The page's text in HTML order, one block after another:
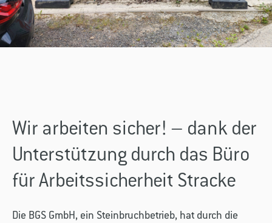
Wir arbeiten sicher! – dank der
Unterstützung durch das Büro
für Arbeitssicherheit Stracke
Die BGS GmbH, ein Steinbruchbetrieb, hat durch die